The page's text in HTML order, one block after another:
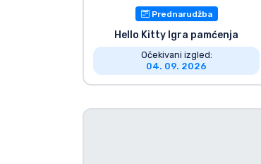
Prednarudžba
Hello Kitty Igra pamćenja
Očekivani izgled:
04. 09. 2026
Gamer proizvodi
Sportski proizvodi
Glazbeni proizvodi